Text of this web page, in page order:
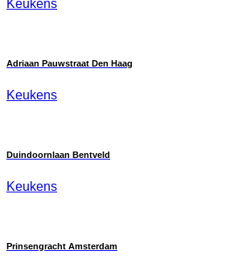
Keukens
Adriaan Pauwstraat Den Haag
Keukens
Duindoornlaan Bentveld
Keukens
Prinsengracht Amsterdam